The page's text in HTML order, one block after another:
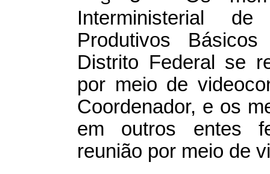
Interministerial
Produtivos
Distrito Federal se
por meio de
Coordenador, e os
em outros entes
reunião por meio de